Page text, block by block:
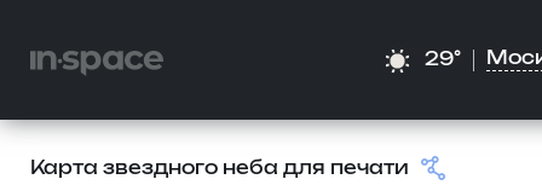
29°
Карта звездного неба для печати